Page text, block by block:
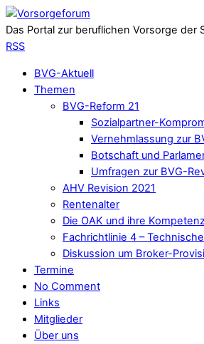
Das Portal zur beruflichen Vorsorge der
RSS
BVG-Aktuell
Themen
BVG-Reform 21
Sozialpartner-
Vernehmlassung zur
Botschaft und
Umfragen zur BVG-
AHV Revision 2021
Rentenalter
Die OAK und ihre
Fachrichtlinie 4 –
Diskussion um Broker-
Termine
No Comment
Links
Mitglieder
Über uns